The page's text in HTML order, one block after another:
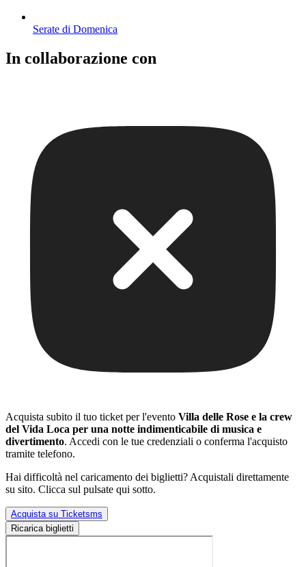
Serate di Domenica
In collaborazione con
Acquista subito il tuo ticket per l'evento Villa delle Rose e la crew
del Vida Loca per una notte indimenticabile di musica e
divertimento. Accedi con le tue credenziali o conferma l'acquisto
tramite telefono.
Hai difficoltà nel caricamento dei biglietti? Acquistali direttamente
su sito. Clicca sul pulsate qui sotto.
Acquista su Ticketsms
Ricarica biglietti